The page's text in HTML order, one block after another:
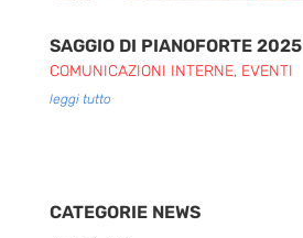
SAGGIO DI PIANOFORTE 2025
COMUNICAZIONI INTERNE, EVENTI
leggi tutto
CATEGORIE NEWS